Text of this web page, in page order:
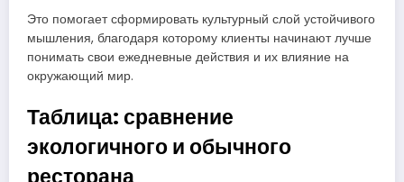
Это помогает сформировать культурный слой устойчивого
мышления, благодаря которому клиенты начинают лучше
понимать свои ежедневные действия и их влияние на
окружающий мир.
Таблица: сравнение
экологичного и обычного